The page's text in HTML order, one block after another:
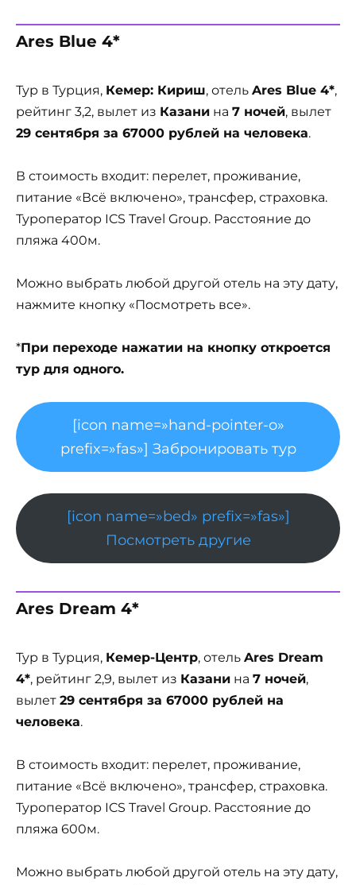
Ares Blue 4*
Тур в Турция, Кемер: Кириш, отель Ares Blue 4*,
рейтинг 3,2, вылет из Казани на 7 ночей, вылет
29 сентября за 67000 рублей на человека.
В стоимость входит: перелет, проживание,
питание «Всё включено», трансфер, страховка.
Туроператор ICS Travel Group. Расстояние до
пляжа 400м.
Можно выбрать любой другой отель на эту дату,
нажмите кнопку «Посмотреть все».
*При переходе нажатии на кнопку откроется
тур для одного.
[icon name=»hand-pointer-o»
prefix=»fas»] Забронировать тур
[icon name=»bed» prefix=»fas»]
Посмотреть другие
Ares Dream 4*
Тур в Турция, Кемер-Центр, отель Ares Dream
4*, рейтинг 2,9, вылет из Казани на 7 ночей,
вылет 29 сентября за 67000 рублей на
человека.
В стоимость входит: перелет, проживание,
питание «Всё включено», трансфер, страховка.
Туроператор ICS Travel Group. Расстояние до
пляжа 600м.
Можно выбрать любой другой отель на эту дату,